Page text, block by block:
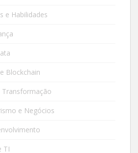
e Habilidades
Blockchain
Transformação
e Negócios
TI